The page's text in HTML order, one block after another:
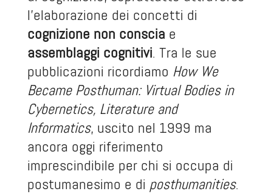
l’elaborazione dei concetti di
cognizione non consciae
assemblaggi cognitivi. Tra le sue
pubblicazioni ricordiamo How We
Became Posthuman: Virtual Bodies in
Cybernetics, Literature and
Informatics, uscito nel 1999 ma
ancora oggi riferimento
imprescindibile per chi si occupa di
postumanesimo e di posthumanities.